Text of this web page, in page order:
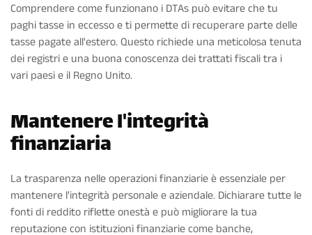
Comprendere come funzionano i DTAs può evitare che tu
paghi tasse in eccesso e ti permette di recuperare parte delle
tasse pagate all'estero. Questo richiede una meticolosa tenuta
dei registri e una buona conoscenza dei trattati fiscali tra i
vari paesi e il Regno Unito.
Mantenere l'integrità
finanziaria
La trasparenza nelle operazioni finanziarie è essenziale per
mantenere l'integrità personale e aziendale. Dichiarare tutte le
fonti di reddito riflette onestà e può migliorare la tua
reputazione con istituzioni finanziarie come banche,